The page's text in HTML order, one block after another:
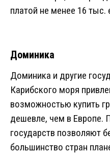
платой не менее 16 тыс.
Доминика
Доминика и другие
Карибского моря
возможностью купить
дешевле, чем в Европе.
государств позволяют
большинство стран